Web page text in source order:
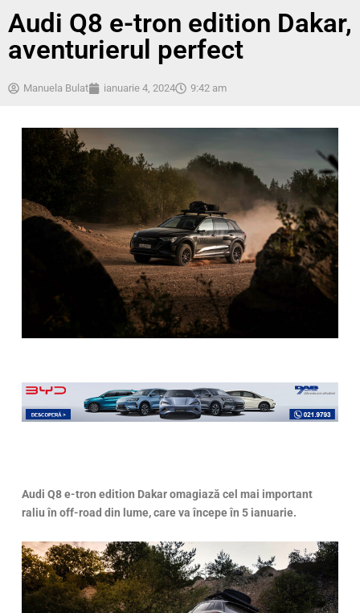
Audi Q8 e-tron edition Dakar,
aventurierul perfect
Manuela Bulat ianuarie 4, 2024 9:42 am
Audi Q8 e-tron edition Dakar omagiază cel mai important
raliu în off-road din lume, care va începe în 5 ianuarie.